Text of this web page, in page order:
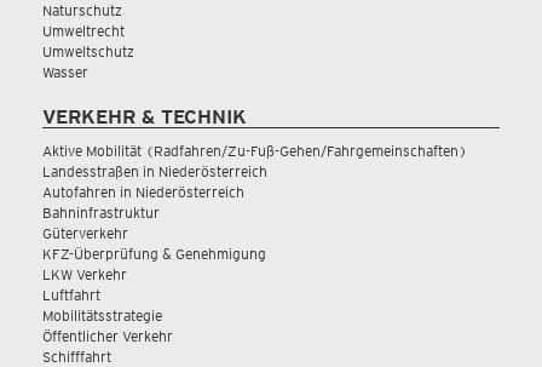
Naturschutz
Umweltrecht
Umweltschutz
Wasser
VERKEHR & TECHNIK
Aktive Mobilität (Radfahren/Zu-Fuß-Gehen/Fahrgemeinschaften)
Landesstraßen in Niederösterreich
Autofahren in Niederösterreich
Bahninfrastruktur
Güterverkehr
KFZ-Überprüfung & Genehmigung
LKW Verkehr
Luftfahrt
Mobilitätsstrategie
Öffentlicher Verkehr
Schifffahrt